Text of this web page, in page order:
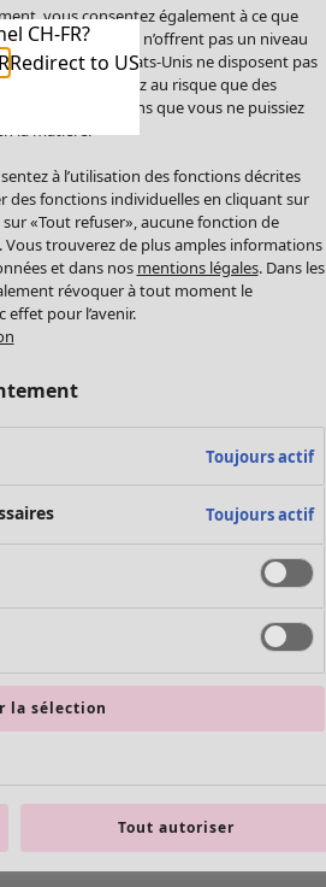
CH-FR?
Redirect to US
vous consentez également à ce que
Les États-Unis n’offrent pas un niveau
de l’UE. Les États-Unis ne disposent pas
vous vous exposez au risque que des
personnel sans que vous ne puissiez
la matière.
à l’utilisation des fonctions décrites
des fonctions individuelles en cliquant sur
«Tout refuser», aucune fonction de
trouverez de plus amples informations
et dans nos mentions légales. Dans les
révoquer à tout moment le
pour l’avenir.
Toujours actif
Toujours actif
la sélection
Tout autoriser